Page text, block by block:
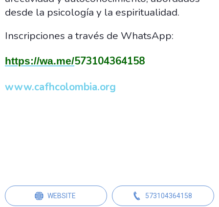
desde la psicología y la espiritualidad.
Inscripciones a través de WhatsApp:
https://wa.me/573104364158
www.cafhcolombia.org
WEBSITE 573104364158